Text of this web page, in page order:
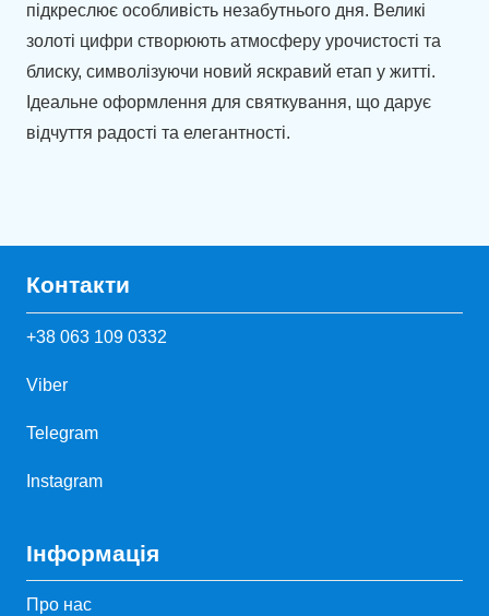
підкреслює особливість незабутнього дня. Великі
золоті цифри створюють атмосферу урочистості та
блиску, символізуючи новий яскравий етап у житті.
Ідеальне оформлення для святкування, що дарує
відчуття радості та елегантності.
Контакти
+38 063 109 0332
Viber
Telegram
Instagram
Інформація
Про нас